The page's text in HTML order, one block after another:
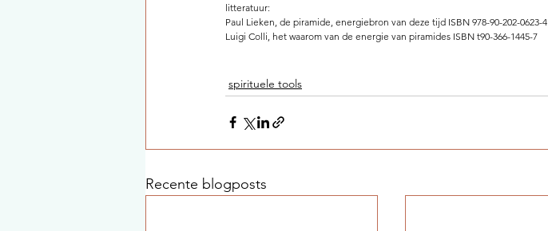
litteratuur:
Paul Lieken, de piramide, energiebron van deze tijd ISBN 978-90-202-0623-4
Luigi Colli, het waarom van de energie van piramides ISBN t90-366-1445-7
spirituele tools
Recente blogposts